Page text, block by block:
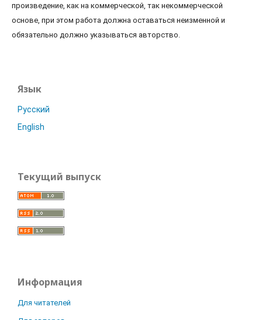
произведение, как на коммерческой, так некоммерческой
основе, при этом работа должна оставаться неизменной и
обязательно должно указываться авторство.
Язык
Русский
English
Текущий выпуск
Информация
Для читателей